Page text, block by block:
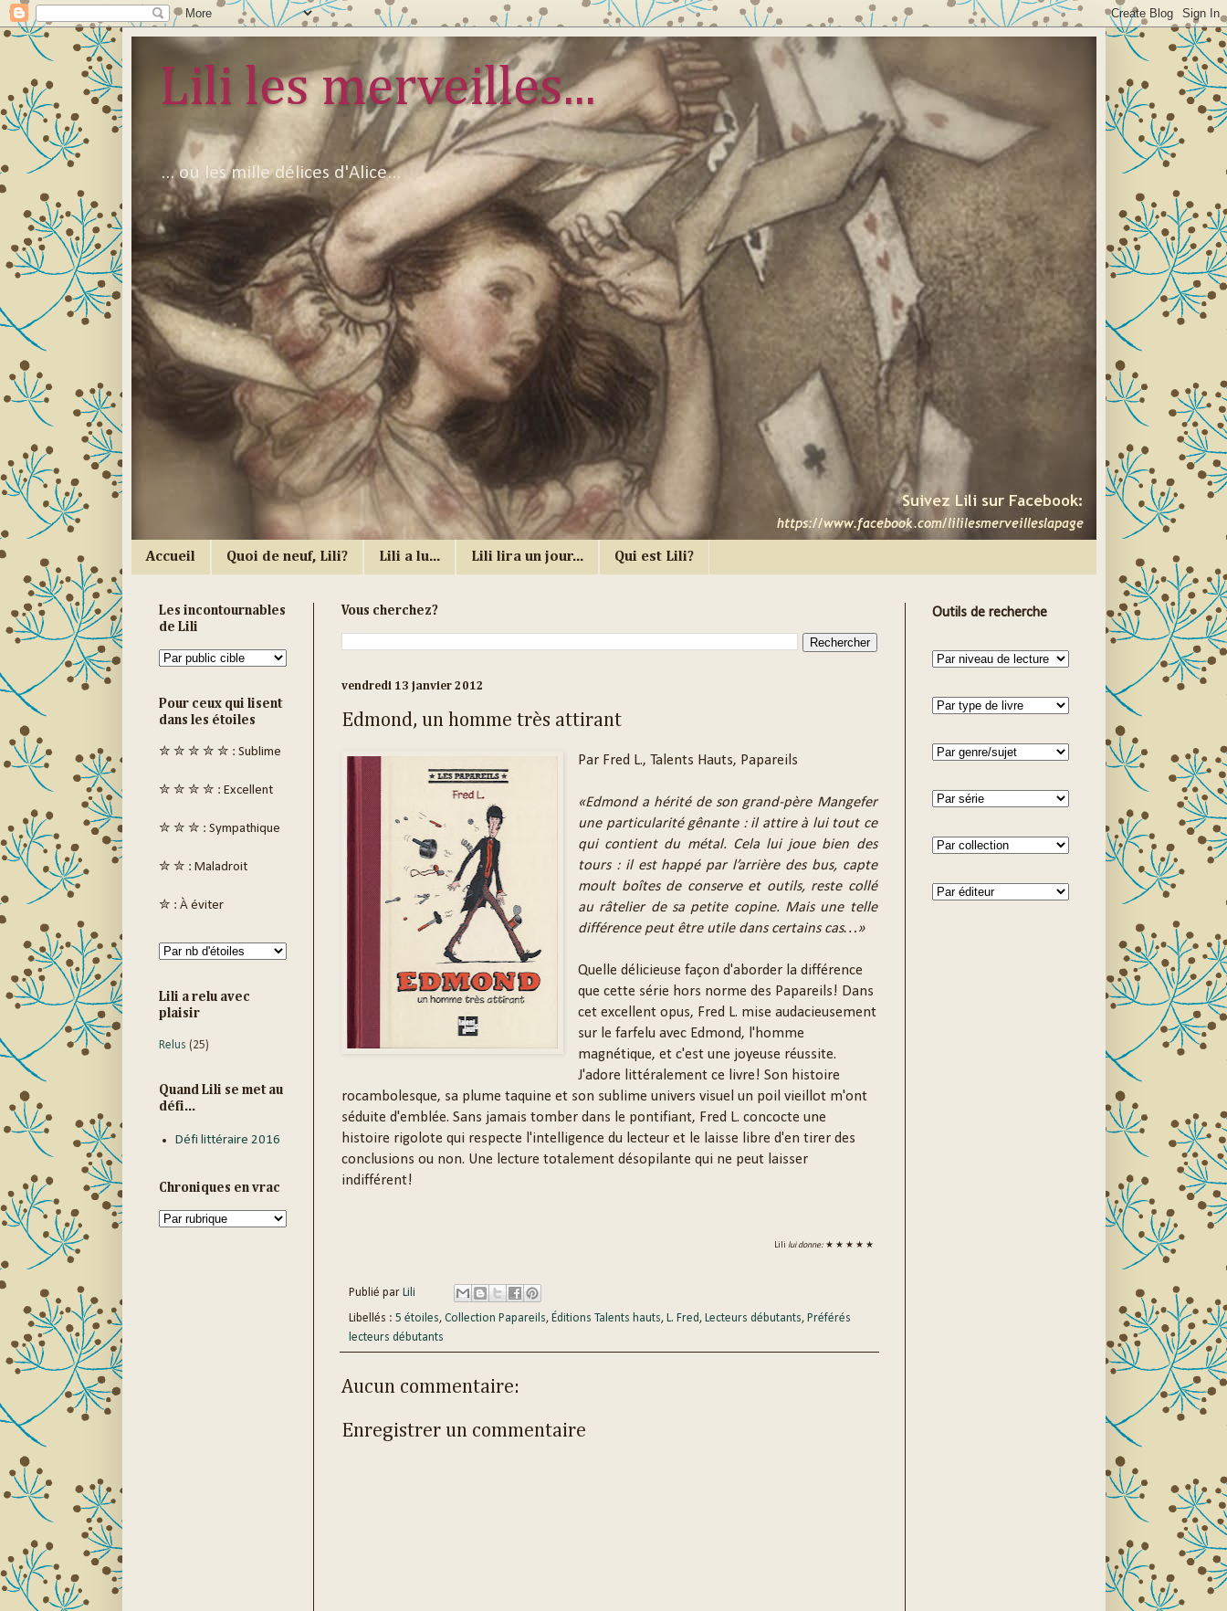
Lili les merveilles...
... ou les mille délices d'Alice...
Accueil Quoi de neuf, Lili? Lili a lu... Lili lira un jour... Qui est Lili?
Vous cherchez?
vendredi 13 janvier 2012
Edmond, un homme très attirant
Par Fred L., Talents Hauts, Papareils
«Edmond a hérité de son grand-père Mangefer
une particularité gênante : il attire à lui tout ce
qui contient du métal. Cela lui joue bien des
tours : il est happé par l’arrière des bus, capte
moult boîtes de conserve et outils, reste collé
au râtelier de sa petite copine. Mais une telle
différence peut être utile dans certains cas…»
Quelle délicieuse façon d'aborder la différence
que cette série hors norme des Papareils! Dans
cet excellent opus, Fred L. mise audacieusement
sur le farfelu avec Edmond, l'homme
magnétique, et c'est une joyeuse réussite.
J'adore littéralement ce livre! Son histoire
rocambolesque, sa plume taquine et son sublime univers visuel un poil vieillot m'ont
séduite d'emblée. Sans jamais tomber dans le pontifiant, Fred L. concocte une
histoire rigolote qui respecte l'intelligence du lecteur et le laisse libre d'en tirer des
conclusions ou non. Une lecture totalement désopilante qui ne peut laisser
indifférent!
Lili lui donne: ★ ★ ★ ★ ★
Publié par Lili
Libellés : 5 étoiles, Collection Papareils, Éditions Talents hauts, L. Fred , Lecteurs débutants, Préférés
lecteurs débutants
Aucun commentaire:
Enregistrer un commentaire
Les incontournables
de Lili
Pour ceux qui lisent
dans les étoiles
✮ ✮ ✮ ✮ ✮ : Sublime
✮ ✮ ✮ ✮ : Excellent
✮ ✮ ✮ : Sympathique
✮ ✮ : Maladroit
✮ : À éviter
Lili a relu avec
plaisir
Relus (25)
Quand Lili se met au
défi...
Défi littéraire 2016
Chroniques en vrac
Outils de recherche